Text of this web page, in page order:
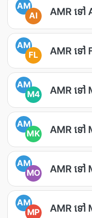
AM
AI
AMR ទៅ
AM
FL
AMR ទៅ
AM
M4
AMR ទៅ
AM
MK
AMR ទៅ
AM
MO
AMR ទៅ
AM
MP
AMR ទៅ